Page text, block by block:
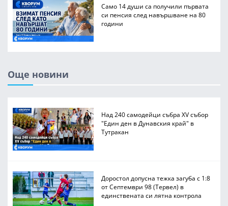
Само 14 души са получили първата
си пенсия след навършване на 80
години
Още новини
Над 240 самодейци събра XV събор
"Един ден в Дунавския край" в
Тутракан
Доростол допусна тежка загуба с 1:8
от Септември 98 (Тервел) в
единствената си лятна контрола